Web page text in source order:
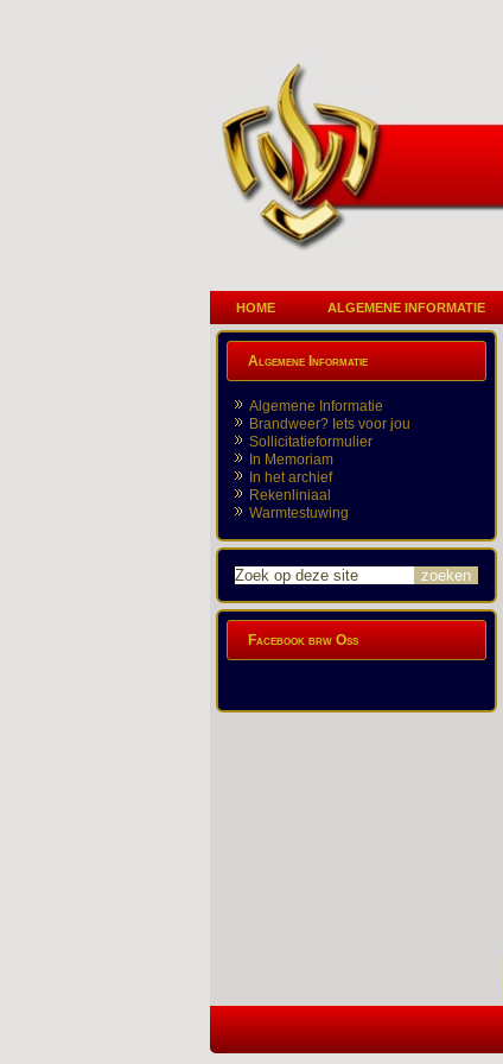
HOME ALGEMENE INFORMATIE
Algemene Informatie
Algemene Informatie
Brandweer? Iets voor jou
Sollicitatieformulier
In Memoriam
In het archief
Rekenliniaal
Warmtestuwing
Facebook brw Oss